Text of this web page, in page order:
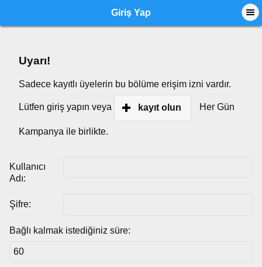
Giriş Yap
Uyarı!
Sadece kayıtlı üyelerin bu bölüme erişim izni vardır.
Lütfen giriş yapın veya kayıt olun Her Gün
Kampanya ile birlikte.
Kullanıcı
Adı:
Şifre:
Bağlı kalmak istediğiniz süre: